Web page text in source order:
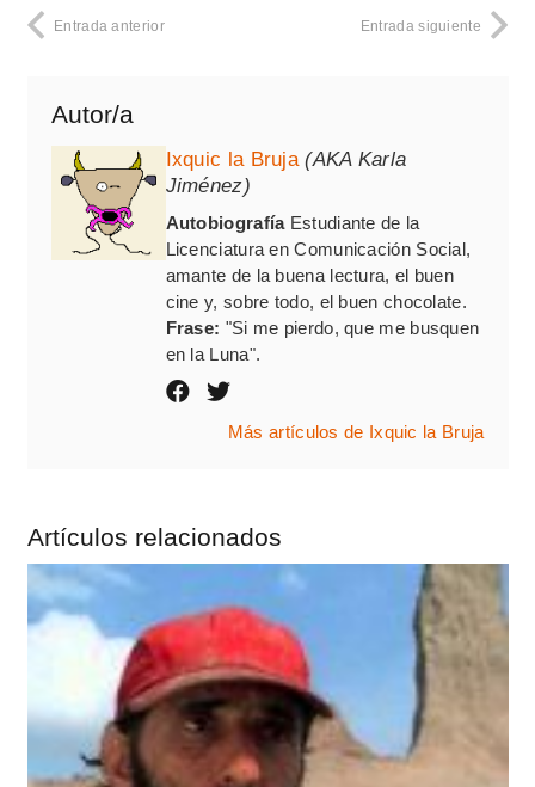
Entrada anterior Entrada siguiente
Autor/a
Ixquic la Bruja (AKA Karla
Jiménez)
AutobiografíaEstudiante de la
Licenciatura en Comunicación Social,
amante de la buena lectura, el buen
cine y, sobre todo, el buen chocolate.
Frase: "Si me pierdo, que me busquen
en la Luna".
Más artículos de Ixquic la Bruja
Artículos relacionados